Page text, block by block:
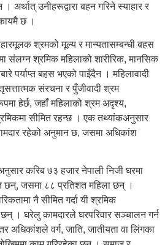
उनीहरूद्वारा बहन गरिने स्याहार र
छ ।
श्रमको मूल्य र मान्यतासम्बन्धी बहस
संलग्न श्रमिक महिलाको शारीरिक, मानसिक
पर्याप्त बहस भएको पाइँदैन । महिलावादी
संरचना र पुँजीवादी श्रम
हेर्छ, जहाँ महिलाको श्रम अदृश्य,
सीमित रहन्छ । एक तथ्यांकअनुसार
रहेको अनुमान छ, जसमा अधिकांश
करिब ७३ हजार नेपाली निजी घरमा
छन्, जसमा ८८ प्रतिशत महिला छन् ।
नै सीमित गर्दा यी श्रमिक
छन् । घरेलु कामदारले घरपरिवार सञ्चालन गर्न
अधिकांशले वर्ग, जाति, जातीयता वा लिंगका